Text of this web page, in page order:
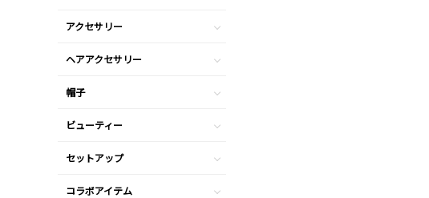
アクセサリー
ヘアアクセサリー
帽子
ビューティー
セットアップ
コラボアイテム